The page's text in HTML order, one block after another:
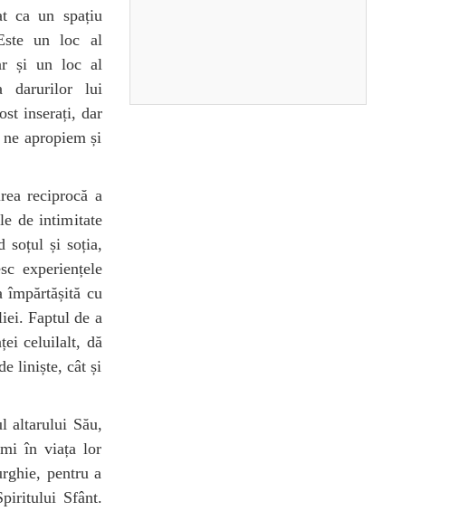
ca un spațiu
un loc al
și un loc al
darurilor lui
inserați, dar
apropiem și
reciprocă a
de intimitate
soțul și soția,
experiențele
împărtășită cu
Faptul de a
celuilalt, dă
liniște, cât și
altarului Său,
în viața lor
pentru a
Sfânt.